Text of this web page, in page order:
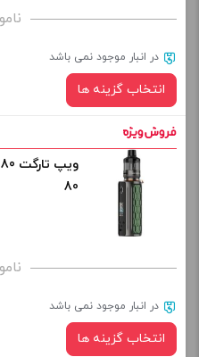
برای فعال شدن سبد خرید و
+
در انبار موجود نمی باشد
انتخاب گزینه ها
برای فعال شدن سبد خرید و
+
80
در انبار موجود نمی باشد
انتخاب گزینه ها